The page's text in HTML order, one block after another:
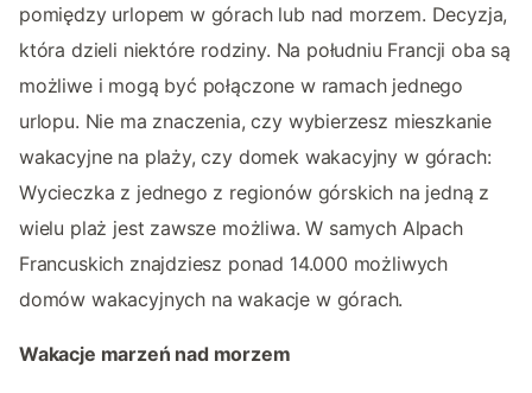
pomiędzy urlopem w górach lub nad morzem. Decyzja,
która dzieli niektóre rodziny. Na południu Francji oba są
możliwe i mogą być połączone w ramach jednego
urlopu. Nie ma znaczenia, czy wybierzesz mieszkanie
wakacyjne na plaży, czy domek wakacyjny w górach:
Wycieczka z jednego z regionów górskich na jedną z
wielu plaż jest zawsze możliwa. W samych Alpach
Francuskich znajdziesz ponad 14.000 możliwych
domów wakacyjnych na wakacje w górach.
Wakacje marzeń nad morzem